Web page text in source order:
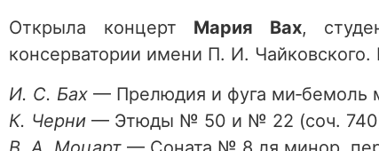
Открыла концерт Мария Вах,
консерватории имени П. И.
И. С. Бах — Прелюдия и фуга ми‑бемоль
К. Черни — Этюды № 50 и № 22 (соч.